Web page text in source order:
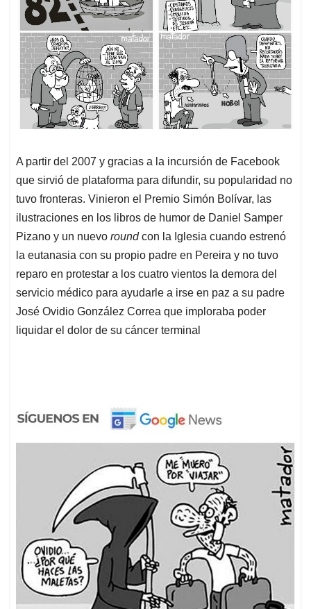
A partir del 2007 y gracias a la incursión de Facebook
que sirvió de plataforma para difundir, su popularidad no
tuvo fronteras. Vinieron el Premio Simón Bolívar, las
ilustraciones en los libros de humor de Daniel Samper
Pizano y un nuevo roundcon la Iglesia cuando estrenó
la eutanasia con su propio padre en Pereira y no tuvo
reparo en protestar a los cuatro vientos la demora del
servicio médico para ayudarle a irse en paz a su padre
José Ovidio González Correa que imploraba poder
liquidar el dolor de su cáncer terminal